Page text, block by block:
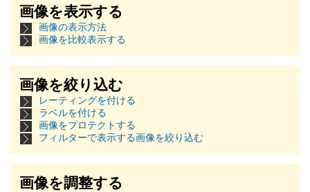
画像を表示する
画像の表示方法
画像を比較表示する
画像を絞り込む
レーティングを付ける
ラベルを付ける
画像をプロテクトする
フィルターで表示する画像を絞り込む
画像を調整する